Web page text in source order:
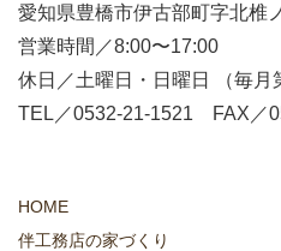
愛知県豊橋市伊古部町字北椎
営業時間／8:00〜17:00
休日／土曜日・日曜日 （毎月
TEL／0532-21-1521 FAX／
HOME
伴工務店の家づくり